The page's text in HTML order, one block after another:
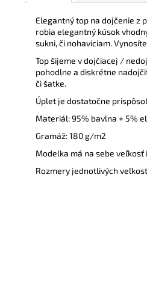
Elegantný top na dojčenie z
robia elegantný kúsok
sukni, či nohaviciam.
Top šijeme v dojčiacej /
pohodlne a diskrétne
či šatke.
Úplet je dostatočne
Materiál: 95% bavlna + 5%
Gramáž: 180 g/m2
Modelka má na sebe veľkosť
Rozmery jednotlivých